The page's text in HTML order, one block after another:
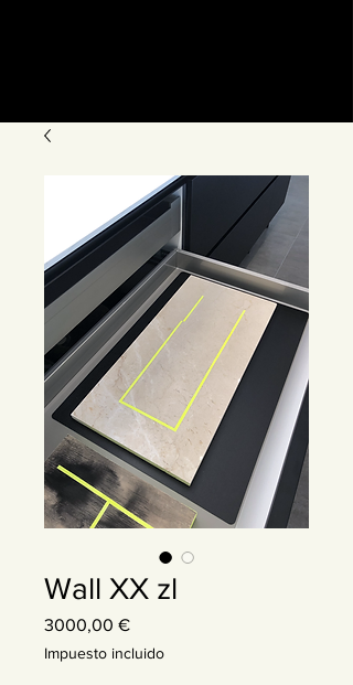
Wall XX zl
3000,00 €Precio
Impuesto incluido